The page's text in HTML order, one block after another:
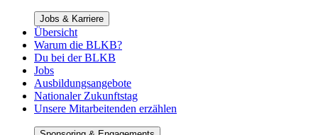
Jobs & Karriere
Übersicht
Warum die BLKB?
Du bei der BLKB
Jobs
Ausbildungsangebote
Nationaler Zukunftstag
Unsere Mitarbeitenden erzählen